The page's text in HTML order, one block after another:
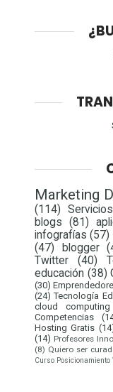
Marketing
(114)
blogs
(81)
infografías (57)
(47)
blogger
Twitter
(40)
educación (38)
(30)
(24) Tecnología
cloud computing
Competencias
Hosting Gratis
(14) Profesores
(8) Quiero ser
Curso Posicionamiento